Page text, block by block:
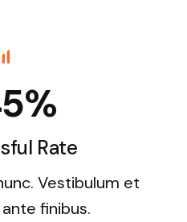
Rate
Vestibulum et
finibus.